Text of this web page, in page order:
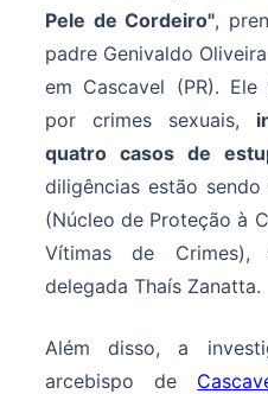
Pele de Cordeiro",
padre Genivaldo
em Cascavel (PR).
por crimes sexuais,
quatro casos de
diligências estão
(Núcleo de Proteção à
Vítimas de Crimes),
delegada Thaís Zanatta.
Além disso, a
arcebispo de